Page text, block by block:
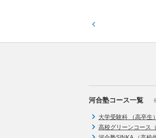
河合塾コース一覧
大学受験科 （高卒生）
高校グリーンコース（